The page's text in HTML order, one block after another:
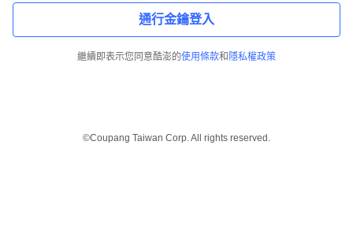
通行金鑰登入
繼續即表示您同意酷澎的使用條款和 隱私權政策
©Coupang Taiwan Corp. All rights reserved.